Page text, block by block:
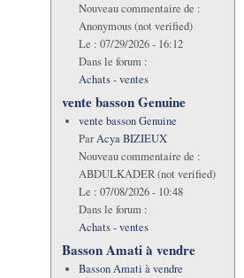
Nouveau commentaire de :
Anonymous (not verified)
Le : 07/29/2026 - 16:12
Dans le forum :
Achats - ventes
vente basson Genuine
vente basson Genuine
ParAcya BIZIEUX
Nouveau commentaire de :
ABDULKADER (not verified)
Le : 07/08/2026 - 10:48
Dans le forum :
Achats - ventes
Basson Amati à vendre
Basson Amati à vendre